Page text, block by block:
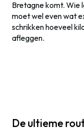
Bretagne komt. Wie
moet wel even wat
schrikken hoeveel
afleggen.
De ultieme